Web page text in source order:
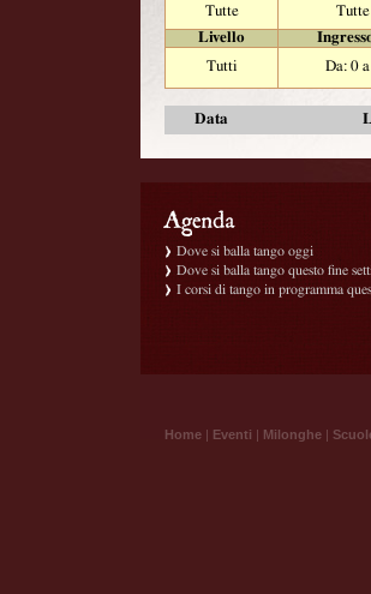
Tutte
Tutte
Livello
Tutti
Da: 0
Data
Dove si balla tango oggi
Dove si balla tango questo fine
I corsi di tango in programma
Home | Eventi | Milonghe |